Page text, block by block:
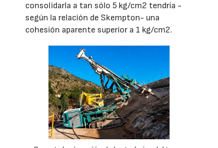
consolidarla a tan sólo 5 kg/cm2 tendría -
según la relación de Skempton- una
cohesión aparente superior a 1 kg/cm2.